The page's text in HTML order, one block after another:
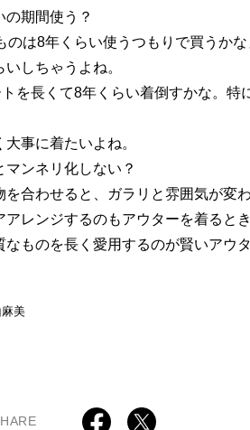
期間使う？
は8年くらい使うつもりで買うかな
しちゃうよね。
を長くて8年くらい着倒すかな。特
事に着たいよね。
ンネリ化しない？
合わせると、ガラリと雰囲気が変わ
レンジするのもアウターを着るとき
ものを長く愛用するのが賢いアウ
美